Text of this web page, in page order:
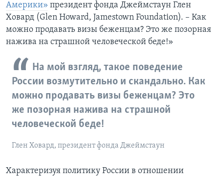
Америки» президент фонда Джеймстаун Глен
Ховард (Glen Howard, Jamestown Foundation). – Как
можно продавать визы беженцам? Это же позорная
нажива на страшной человеческой беде!»
На мой взгляд, такое поведение
России возмутительно и скандально. Как
можно продавать визы беженцам? Это
же позорная нажива на страшной
человеческой беде!
Глен Ховард, президент фонда Джеймстаун
Характеризуя политику России в отношении